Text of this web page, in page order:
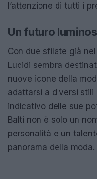
l’attenzione di tutti i
Un futuro
Con due sfilate già
Lucidi sembra
nuove icone della
adattarsi a diversi stili
indicativo delle sue
Balti non è solo un
personalità e un
panorama della moda.